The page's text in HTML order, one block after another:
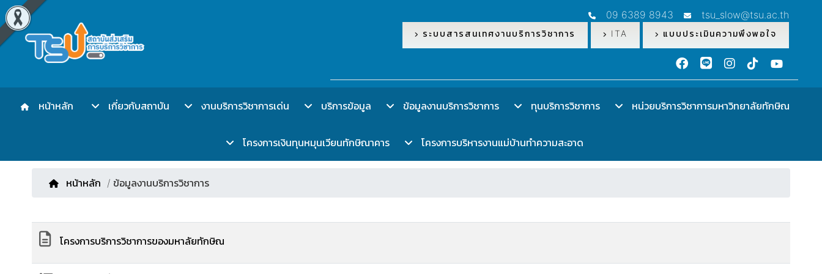
09 6389 8943 tsu_slow@tsu.ac.th
ระบบสารสนเทศงานบริการวิชาการ ITA แบบประเมินความพึงพอใจ
หน้าหลัก เกี่ยวกับสถาบัน งานบริการวิชาการเด่น บริการข้อมูล ข้อมูลงานบริการวิชาการ ทุนบริการวิชาการ หน่วยบริการวิชาการมหาวิทยาลัยทักษิณ
โครงการเงินทุนหมุนเวียนทักษิณาคาร โครงการบริหารงานแม่บ้านทำความสะอาด
หน้าหลัก / ข้อมูลงานบริการวิชาการ
โครงการบริการวิชาการของมหาลัยทักษิณ